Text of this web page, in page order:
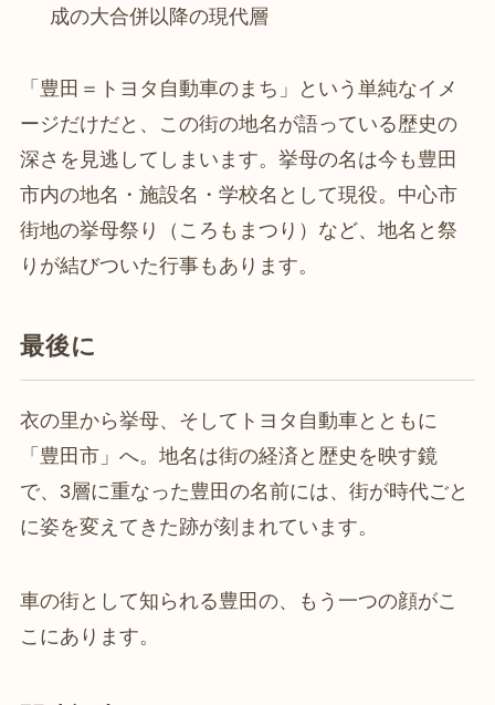
成の大合併以降の現代層
「豊田＝トヨタ自動車のまち」という単純なイメ
ージだけだと、この街の地名が語っている歴史の
深さを見逃してしまいます。挙母の名は今も豊田
市内の地名・施設名・学校名として現役。中心市
街地の挙母祭り（ころもまつり）など、地名と祭
りが結びついた行事もあります。
最後に
衣の里から挙母、そしてトヨタ自動車とともに
「豊田市」へ。地名は街の経済と歴史を映す鏡
で、3層に重なった豊田の名前には、街が時代ごと
に姿を変えてきた跡が刻まれています。
車の街として知られる豊田の、もう一つの顔がこ
こにあります。